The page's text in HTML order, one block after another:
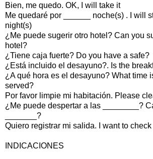
Bien, me quedo. OK, I will take it
Me quedaré por ______ noche(s) . I will
night(s)
¿Me puede sugerir otro hotel? Can you
hotel?
¿Tiene caja fuerte? Do you have a safe?
¿Está incluido el desayuno?. Is the
¿A qué hora es el desayuno? What time
served?
Por favor limpie mi habitación. Please
¿Me puede despertar a las ________?
_______?
Quiero registrar mi salida. I want to check
INDICACIONES